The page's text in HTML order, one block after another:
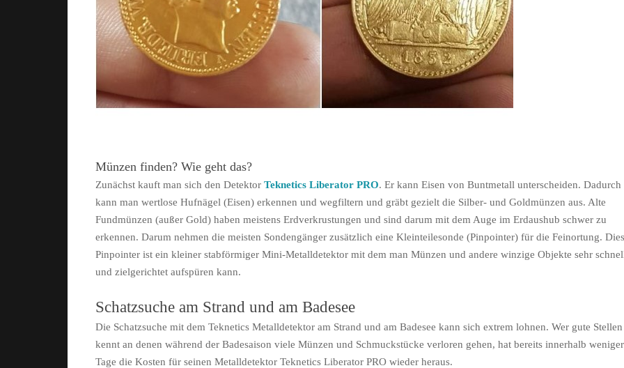
Münzen finden? Wie geht das?
Zunächst kauft man sich den Detektor Teknetics Liberator PRO. Er kann Eisen von Buntmetall unterscheiden. Dadurch
kann man wertlose Hufnägel (Eisen) erkennen und wegfiltern und gräbt gezielt die Silber- und Goldmünzen aus. Alte
Fundmünzen (außer Gold) haben meistens Erdverkrustungen und sind darum mit dem Auge im Erdaushub schwer zu
erkennen. Darum nehmen die meisten Sondengänger zusätzlich eine Kleinteilesonde (Pinpointer) für die Feinortung.
Pinpointer ist ein kleiner stabförmiger Mini-Metalldetektor mit dem man Münzen und andere winzige Objekte sehr
und zielgerichtet aufspüren kann.
Schatzsuche am Strand und am Badesee
Die Schatzsuche mit dem Teknetics Metalldetektor am Strand und am Badesee kann sich extrem lohnen. Wer gute Stellen
kennt an denen während der Badesaison viele Münzen und Schmuckstücke verloren gehen, hat bereits innerhalb weniger
Tage die Kosten für seinen Metalldetektor Teknetics Liberator PRO wieder heraus.